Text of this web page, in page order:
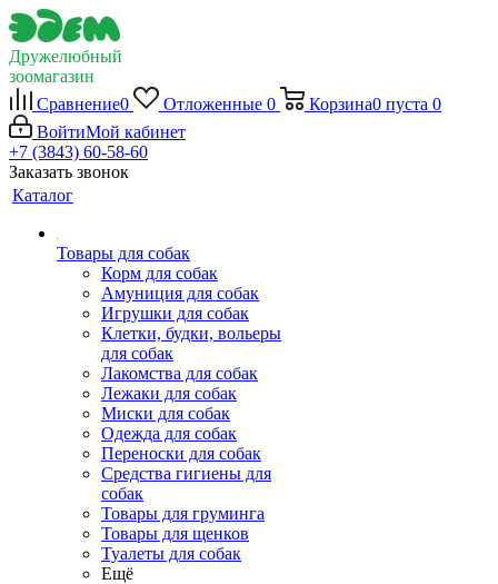
Дружелюбный
зоомагазин
Сравнение0 Отложенные 0 Корзина0 пуста 0
ВойтиМой кабинет
+7 (3843) 60-58-60
Заказать звонок
Каталог
Товары для собак
Корм для собак
Амуниция для собак
Игрушки для собак
Клетки, будки, вольеры
для собак
Лакомства для собак
Лежаки для собак
Миски для собак
Одежда для собак
Переноски для собак
Средства гигиены для
собак
Товары для груминга
Товары для щенков
Туалеты для собак
Ещё